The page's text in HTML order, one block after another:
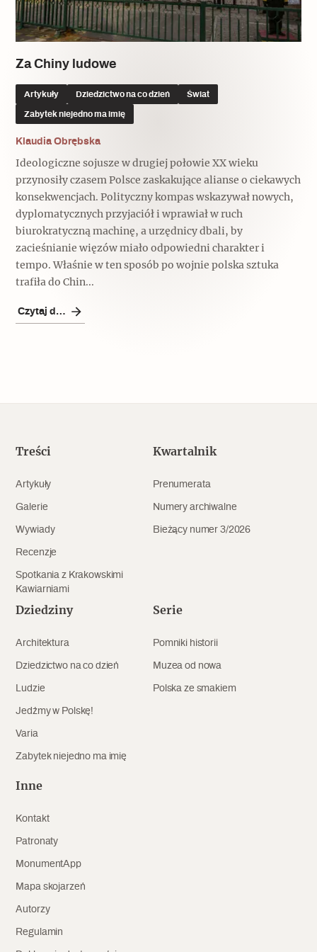
Kruchość rzeczy
Wywiady
Popularne
Dolnośląski Indiana Jones
Recenzje
Jak wskrzesić smak
Ludzie
Popularne
Siostry rzeźbiarki
Zabytek niejedno ma imię
Popularne
Biskupin - rezerwat archeologiczny
Muzea od nowa
Popularne
Narodowego Muzeum Techniki
Polska ze smakiem
Popularne
Kuchnia w Ostromecku: puder z
Zobacz również
Patronaty
MonumentApp
Mapa skojarzeń
Krakowskie Kawiarnie
Za Chiny ludowe
Artykuły Dziedzictwo na co dzień Świat
Zabytek niejedno ma imię
Klaudia Obrębska
Ideologiczne sojusze w drugiej połowie XX wieku
przynosiły czasem Polsce zaskakujące alianse o ciekawych
konsekwencjach. Polityczny kompas wskazywał nowych,
dyplomatycznych przyjaciół i wprawiał w ruch
biurokratyczną machinę, a urzędnicy dbali, by
zacieśnianie więzów miało odpowiedni charakter i
tempo. Właśnie w ten sposób po wojnie polska sztuka
trafiła do Chin...
Czytaj dalej
Treści
Artykuły
Galerie
Wywiady
Recenzje
Spotkania z Krakowskimi
Kawiarniami
Kwartalnik
Prenumerata
Numery archiwalne
Bieżący numer 3/2026
Dziedziny
Architektura
Dziedzictwo na co dzień
Ludzie
Jedźmy w Polskę!
Varia
Zabytek niejedno ma imię
Serie
Pomniki historii
Muzea od nowa
Polska ze smakiem
Inne
Kontakt
Patronaty
MonumentApp
Mapa skojarzeń
Autorzy
Regulamin